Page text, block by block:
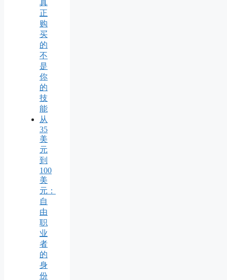
真
正
购
买
的
不
是
你
的
技
能
从
35
美
元
到
100
美
元：
自
由
职
业
者
的
身
份